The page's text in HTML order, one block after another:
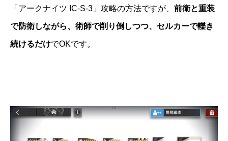
「アークナイツ IC-S-3」攻略の方法ですが、 前衛と重装
で防衛しながら、術師で削り倒しつつ、セルカーで轢き
続けるだけでOKです。